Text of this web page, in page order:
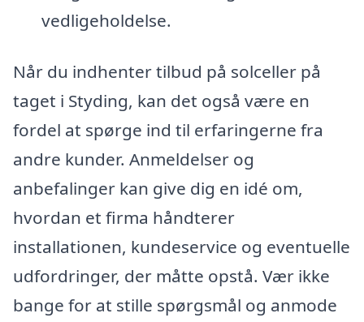
vedligeholdelse.
Når du indhenter tilbud på solceller på
taget i Styding, kan det også være en
fordel at spørge ind til erfaringerne fra
andre kunder. Anmeldelser og
anbefalinger kan give dig en idé om,
hvordan et firma håndterer
installationen, kundeservice og eventuelle
udfordringer, der måtte opstå. Vær ikke
bange for at stille spørgsmål og anmode